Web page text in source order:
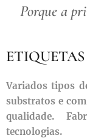
Porque a
Variados tipos
substratos e
qualidade.
tecnologias.